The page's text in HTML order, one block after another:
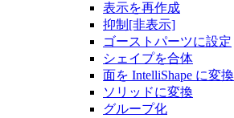
表示を再作成
抑制[非表示]
ゴーストパーツに設定
シェイプを合体
面を IntelliShape に変換
ソリッドに変換
グループ化